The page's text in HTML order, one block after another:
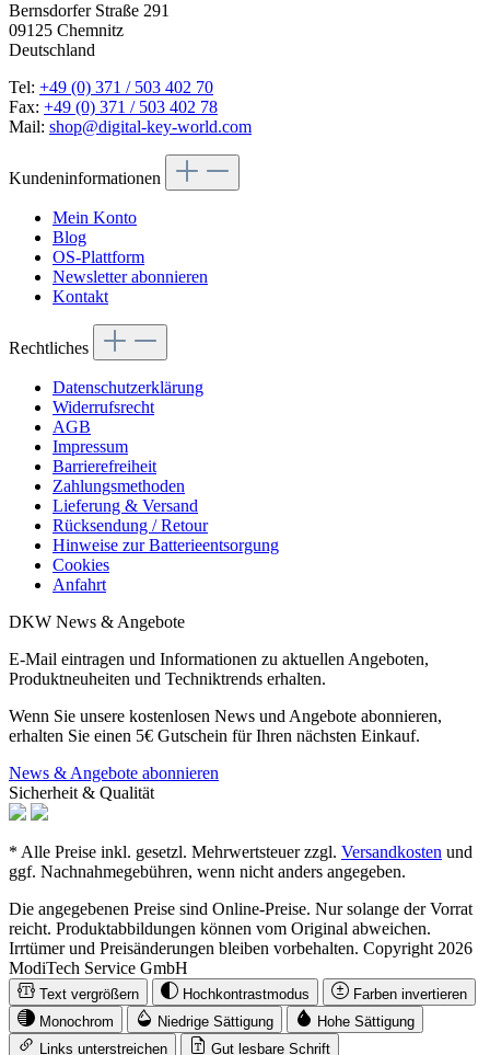
Bernsdorfer Straße 291
09125 Chemnitz
Deutschland
Tel: +49 (0) 371 / 503 402 70
Fax: +49 (0) 371 / 503 402 78
Mail: shop@digital-key-world.com
Kundeninformationen
Mein Konto
Blog
OS-Plattform
Newsletter abonnieren
Kontakt
Rechtliches
Datenschutzerklärung
Widerrufsrecht
AGB
Impressum
Barrierefreiheit
Zahlungsmethoden
Lieferung & Versand
Rücksendung / Retour
Hinweise zur Batterieentsorgung
Cookies
Anfahrt
DKW News & Angebote
E-Mail eintragen und Informationen zu aktuellen Angeboten,
Produktneuheiten und Techniktrends erhalten.
Wenn Sie unsere kostenlosen News und Angebote abonnieren,
erhalten Sie einen 5€ Gutschein für Ihren nächsten Einkauf.
News & Angebote abonnieren
Sicherheit & Qualität
* Alle Preise inkl. gesetzl. Mehrwertsteuer zzgl. Versandkosten und
ggf. Nachnahmegebühren, wenn nicht anders angegeben.
Die angegebenen Preise sind Online-Preise. Nur solange der Vorrat
reicht. Produktabbildungen können vom Original abweichen.
Irrtümer und Preisänderungen bleiben vorbehalten. Copyright 2026
ModiTech Service GmbH
Text vergrößern Hochkontrastmodus
Farben invertieren
Monochrom
Niedrige Sättigung
Hohe Sättigung
Links unterstreichen
Gut lesbare Schrift